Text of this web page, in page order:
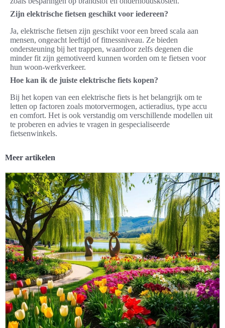
Zijn elektrische fietsen geschikt voor iedereen?
Ja, elektrische fietsen zijn geschikt voor een breed scala aan
mensen, ongeacht leeftijd of fitnessniveau. Ze bieden
ondersteuning bij het trappen, waardoor zelfs degenen die
minder fit zijn gemotiveerd kunnen worden om te fietsen voor
hun woon-werkverkeer.
Hoe kan ik de juiste elektrische fiets kopen?
Bij het kopen van een elektrische fiets is het belangrijk om te
letten op factoren zoals motorvermogen, actieradius, type accu
en comfort. Het is ook verstandig om verschillende modellen uit
te proberen en advies te vragen in gespecialiseerde
fietsenwinkels.
Meer artikelen